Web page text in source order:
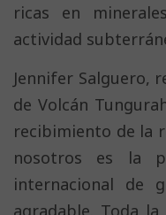
ricas en
actividad
Jennifer Salguero,
de Volcán
recibimiento de la
nosotros es la
internacional de